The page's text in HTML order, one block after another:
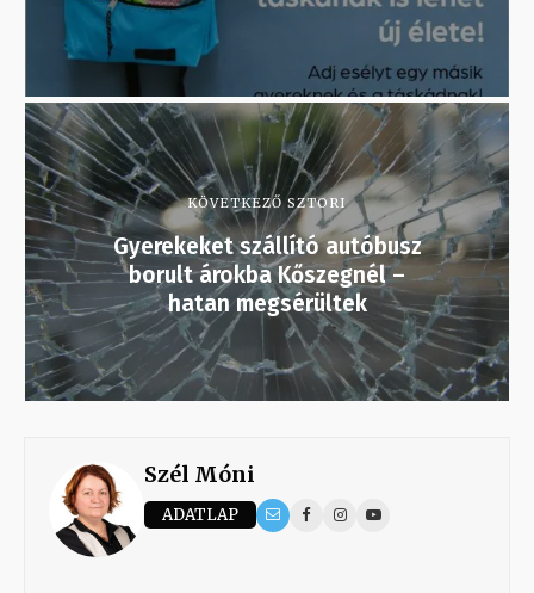
KÖVETKEZŐ SZTORI
Gyerekeket szállító autóbusz
borult árokba Kőszegnél –
hatan megsérültek
Szél Móni
ADATLAP